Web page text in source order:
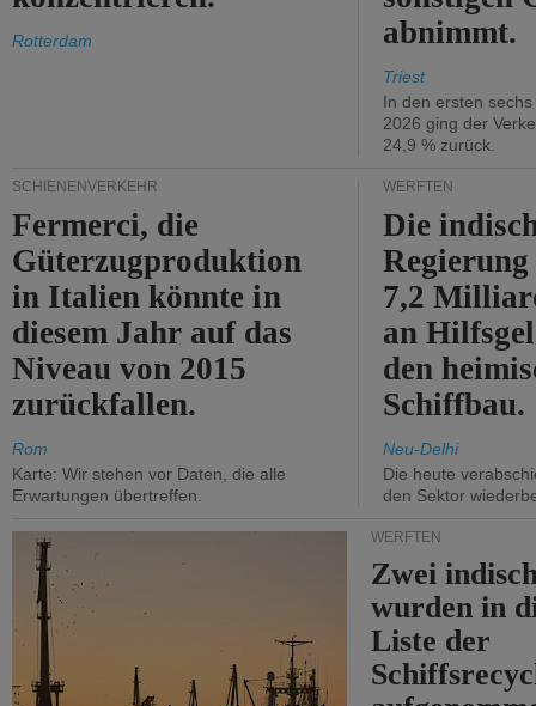
Rotterdam
abnimmt.
Triest
In den ersten
2026 ging der
24,9 % zurück.
SCHIENENVERKEHR
Fermerci, die
Güterzugproduktion
in Italien könnte in
diesem Jahr auf das
Niveau von 2015
zurückfallen.
Rom
Karte: Wir stehen vor Daten, die alle
Erwartungen übertreffen.
WERFTEN
Die
7,2
an
den
Schiffbau.
Neu-Delhi
Die heute
den Sektor
WERFTEN
Zwei
wurden in
Liste der